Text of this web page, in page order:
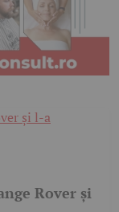
Rover și